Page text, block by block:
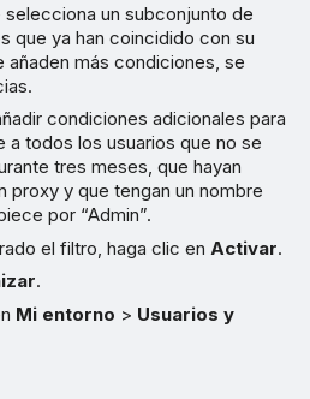
selecciona un subconjunto de
que ya han coincidido con su
añaden más condiciones, se
condiciones adicionales para
a todos los usuarios que no se
tres meses, que hayan
proxy y que tengan un nombre
por “Admin”.
el filtro, haga clic enActivar.
.
Mi entorno > Usuarios y